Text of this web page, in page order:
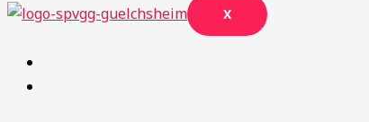
X